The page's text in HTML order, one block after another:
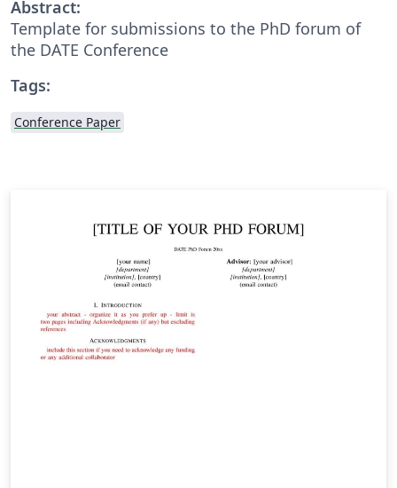
Abstract:
Template for submissions to the PhD forum of
the DATE Conference
Tags:
Conference Paper